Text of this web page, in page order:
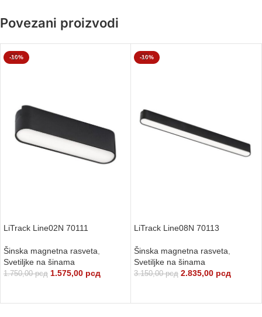
Povezani proizvodi
-10%
LiTrack Line02N 70111
Šinska magnetna rasveta
Svetiljke na šinama
1.750,00рсд 1.575,00 рсд
-10%
LiTrack Line08N 70113
Šinska magnetna rasveta
Svetiljke na šinama
3.150,00рсд 2.835,00 рсд